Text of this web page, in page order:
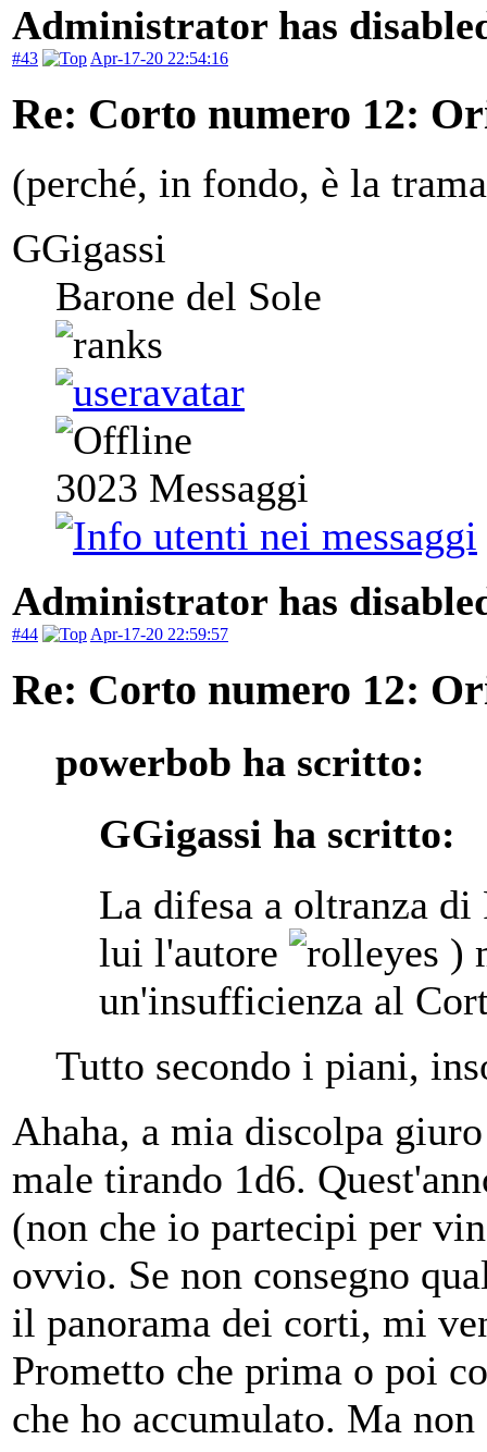
Administrator has
#43 Apr-17-20 22:54:16
Re: Corto numero 12:
(perché, in fondo, è la
GGigassi
Barone del Sole
3023 Messaggi
Administrator has
#44 Apr-17-20 22:59:57
Re: Corto numero 12:
powerbob ha scritto:
GGigassi ha scritto:
La difesa a oltranza
lui l'autore
)
un'insufficienza al
Tutto secondo i piani,
Ahaha, a mia discolpa
male tirando 1d6.
(non che io partecipi per
ovvio. Se non consegno
il panorama dei corti, mi
Prometto che prima o poi
che ho accumulato. Ma